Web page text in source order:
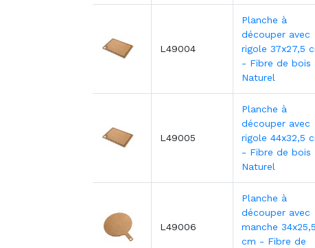
L49004
Planche à
découper avec
rigole 37x27,5
- Fibre de bois
Naturel
L49005
Planche à
découper avec
rigole 44x32,5
- Fibre de bois
Naturel
L49006
Planche à
découper avec
manche 34x25,5
cm - Fibre de